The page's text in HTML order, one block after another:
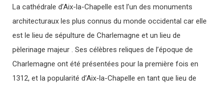
La cathédrale d’Aix-la-Chapelle est l’un des monuments
architecturaux les plus connus du monde occidental car elle
est le lieu de sépulture de Charlemagne et un lieu de
pèlerinage majeur . Ses célèbres reliques de l’époque de
Charlemagne ont été présentées pour la première fois en
1312, et la popularité d’Aix-la-Chapelle en tant que lieu de